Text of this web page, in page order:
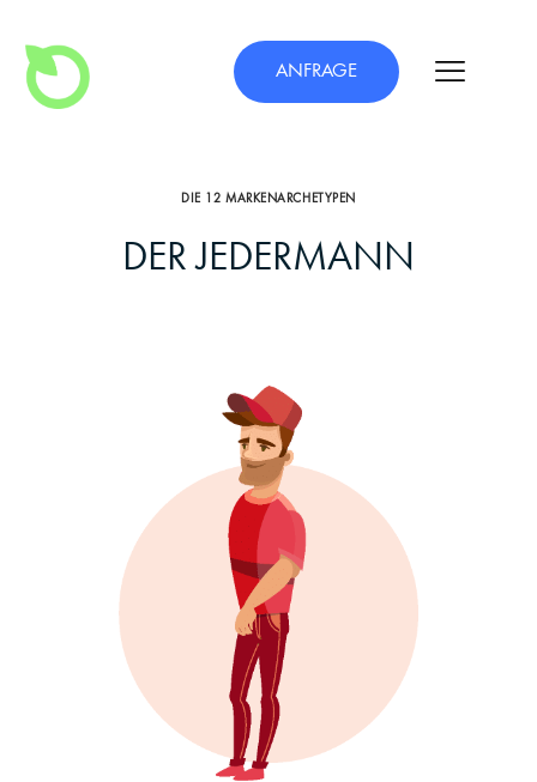
ANFRAGE
DIE 12 MARKENARCHETYPEN
DER JEDERMANN